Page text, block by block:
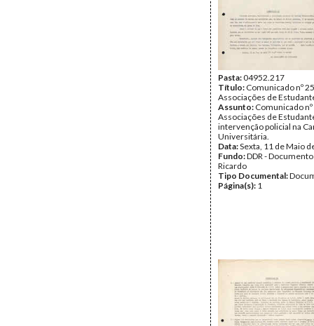
Pasta:04952.217
Título: Comunicado nº
Associações de
Assunto: Comunicado
Associações de
intervenção policial na
Universitária.
Data:Sexta, 11 de Maio
Fundo:DDR -
Ricardo
Tipo Documental:
Página(s): 1